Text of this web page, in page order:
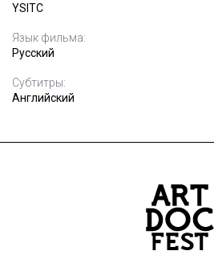
YSITC
Язык фильма:
Русский
Субтитры:
Английский